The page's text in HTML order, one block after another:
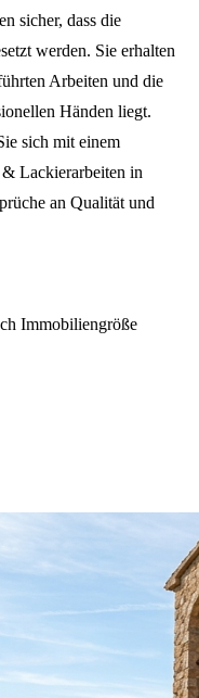
sicher, dass die
werden. Sie erhalten
Arbeiten und die
Händen liegt.
sich mit einem
Lackierarbeiten in
an Qualität und
Immobiliengröße